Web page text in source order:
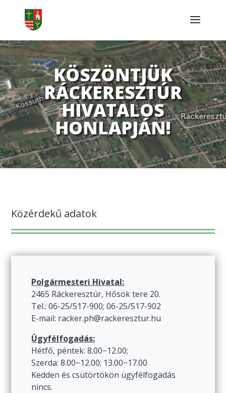
KÖSZÖNTJÜK
RÁCKERESZTÚR
HIVATALOS
HONLAPJÁN!
Közérdekű adatok
Polgármesteri Hivatal:
2465 Ráckeresztúr, Hősök tere 20.
Tel.: 06-25/517-900; 06-25/517-902
E-mail: racker.ph@rackeresztur.hu
Ügyfélfogadás:
Hétfő, péntek: 8.00−12.00;
Szerda: 8.00−12.00; 13.00−17.00
Kedden és csütörtökön ügyfélfogadás
nincs.